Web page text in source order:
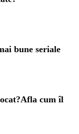
bune seriale
cum îl